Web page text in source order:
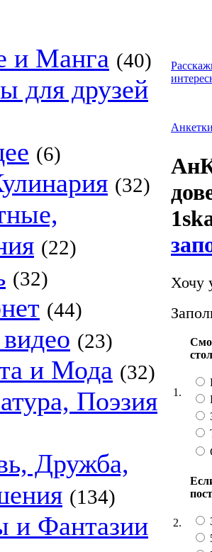
и Манга (40)
для друзей
(6)
(32)
(22)
(32)
(44)
(23)
и Мода (32)
Поэзия
Дружба,
(134)
и Фантазии
Хочу
1.
2.